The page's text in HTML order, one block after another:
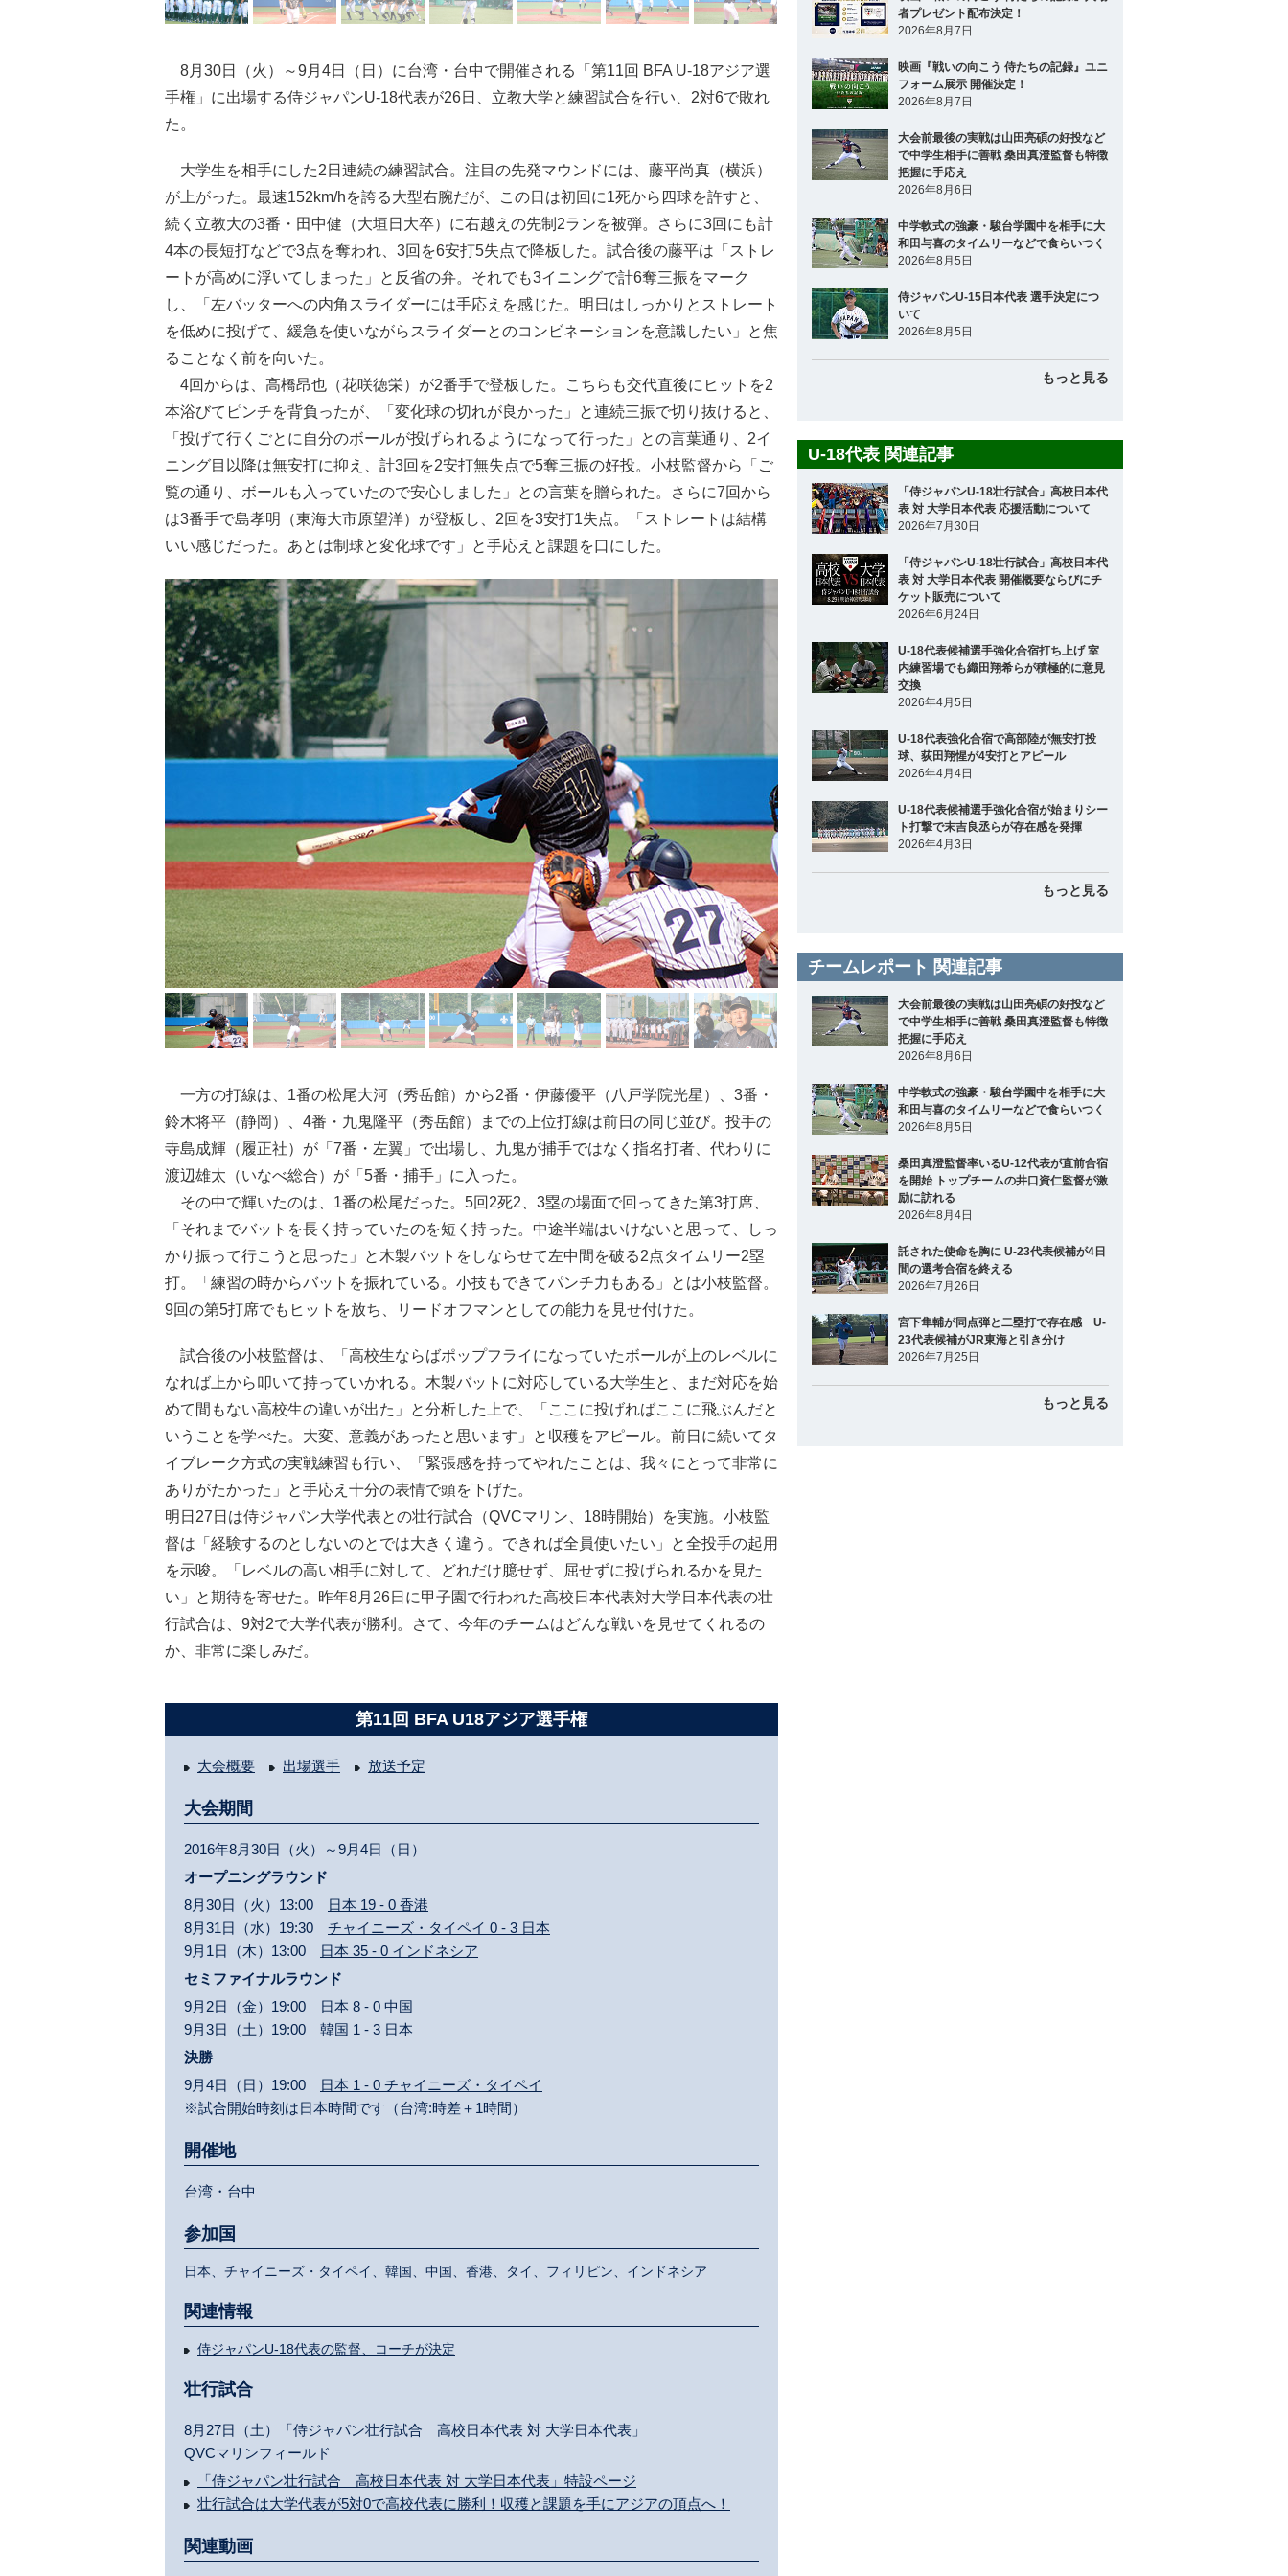
8月30日（火）～9月4日（日）に台湾・台中で開催される「第11回 BFA U-18アジア選
手権」に出場する侍ジャパンU-18代表が26日、立教大学と練習試合を行い、2対6で敗れ
た。
大学生を相手にした2日連続の練習試合。注目の先発マウンドには、藤平尚真（横浜）
が上がった。最速152km/hを誇る大型右腕だが、この日は初回に1死から四球を許すと、
続く立教大の3番・田中健（大垣日大卒）に右越えの先制2ランを被弾。さらに3回にも計
4本の長短打などで3点を奪われ、3回を6安打5失点で降板した。試合後の藤平は「ストレ
ートが高めに浮いてしまった」と反省の弁。それでも3イニングで計6奪三振をマーク
し、「左バッターへの内角スライダーには手応えを感じた。明日はしっかりとストレート
を低めに投げて、緩急を使いながらスライダーとのコンビネーションを意識したい」と焦
ることなく前を向いた。
4回からは、高橋昂也（花咲徳栄）が2番手で登板した。こちらも交代直後にヒットを2
本浴びてピンチを背負ったが、「変化球の切れが良かった」と連続三振で切り抜けると、
「投げて行くごとに自分のボールが投げられるようになって行った」との言葉通り、2イ
ニング目以降は無安打に抑え、計3回を2安打無失点で5奪三振の好投。小枝監督から「ご
覧の通り、ボールも入っていたので安心しました」との言葉を贈られた。さらに7回から
は3番手で島孝明（東海大市原望洋）が登板し、2回を3安打1失点。「ストレートは結構
いい感じだった。あとは制球と変化球です」と手応えと課題を口にした。
一方の打線は、1番の松尾大河（秀岳館）から2番・伊藤優平（八戸学院光星）、3番・
鈴木将平（静岡）、4番・九鬼隆平（秀岳館）までの上位打線は前日の同じ並び。投手の
寺島成輝（履正社）が「7番・左翼」で出場し、九鬼が捕手ではなく指名打者、代わりに
渡辺雄太（いなべ総合）が「5番・捕手」に入った。
その中で輝いたのは、1番の松尾だった。5回2死2、3塁の場面で回ってきた第3打席、
「それまでバットを長く持っていたのを短く持った。中途半端はいけないと思って、しっ
かり振って行こうと思った」と木製バットをしならせて左中間を破る2点タイムリー2塁
打。「練習の時からバットを振れている。小技もできてパンチ力もある」とは小枝監督。
9回の第5打席でもヒットを放ち、リードオフマンとしての能力を見せ付けた。
試合後の小枝監督は、「高校生ならばポップフライになっていたボールが上のレベルに
なれば上から叩いて持っていかれる。木製バットに対応している大学生と、まだ対応を始
めて間もない高校生の違いが出た」と分析した上で、「ここに投げればここに飛ぶんだと
いうことを学べた。大変、意義があったと思います」と収穫をアピール。前日に続いてタ
イブレーク方式の実戦練習も行い、「緊張感を持ってやれたことは、我々にとって非常に
ありがたかった」と手応え十分の表情で頭を下げた。
明日27日は侍ジャパン大学代表との壮行試合（QVCマリン、18時開始）を実施。小枝監
督は「経験するのとしないのとでは大きく違う。できれば全員使いたい」と全投手の起用
を示唆。「レベルの高い相手に対して、どれだけ臆せず、屈せずに投げられるかを見た
い」と期待を寄せた。昨年8月26日に甲子園で行われた高校日本代表対大学日本代表の壮
行試合は、9対2で大学代表が勝利。さて、今年のチームはどんな戦いを見せてくれるの
か、非常に楽しみだ。
第11回 BFA U18アジア選手権
大会概要 出場選手 放送予定
大会期間
2016年8月30日（火）～9月4日（日）
オープニングラウンド
8月30日（火）13:00
日本 19 - 0 香港
8月31日（水）19:30 チャイニーズ・タイペイ 0 - 3 日本
9月1日（木）13:00
日本 35 - 0 インドネシア
セミファイナルラウンド
9月2日（金）19:00
日本 8 - 0 中国
9月3日（土）19:00 韓国 1 - 3 日本
決勝
9月4日（日）19:00
日本 1 - 0 チャイニーズ・タイペイ
※試合開始時刻は日本時間です（台湾:時差＋1時間）
開催地
台湾・台中
参加国
日本、チャイニーズ・タイペイ、韓国、中国、香港、タイ、フィリピン、インドネシア
関連情報
侍ジャパンU-18代表の監督、コーチが決定
壮行試合
8月27日（土）「侍ジャパン壮行試合 高校日本代表 対 大学日本代表」
QVCマリンフィールド
「侍ジャパン壮行試合 高校日本代表 対 大学日本代表」特設ページ
壮行試合は大学代表が5対0で高校代表に勝利！収穫と課題を手にアジアの頂点へ！
関連動画
者プレゼント配布決定！
2026年8月7日
映画『戦いの向こう 侍たちの記録』ユニ
フォーム展示 開催決定！
2026年8月7日
大会前最後の実戦は山田亮碩の好投など
で中学生相手に善戦 桑田真澄監督も特徴
把握に手応え
2026年8月6日
中学軟式の強豪・駿台学園中を相手に大
和田与喜のタイムリーなどで食らいつく
2026年8月5日
侍ジャパンU-15日本代表 選手決定につ
いて
2026年8月5日
もっと見る
U-18代表 関連記事
「侍ジャパンU-18壮行試合」高校日本代
表 対 大学日本代表 応援活動について
2026年7月30日
「侍ジャパンU-18壮行試合」高校日本代
表 対 大学日本代表 開催概要ならびにチ
ケット販売について
2026年6月24日
U-18代表候補選手強化合宿打ち上げ 室
内練習場でも織田翔希らが積極的に意見
交換
2026年4月5日
U-18代表強化合宿で高部陸が無安打投
球、荻田翔惺が4安打とアピール
2026年4月4日
U-18代表候補選手強化合宿が始まりシー
ト打撃で末吉良丞らが存在感を発揮
2026年4月3日
もっと見る
チームレポート 関連記事
大会前最後の実戦は山田亮碩の好投など
で中学生相手に善戦 桑田真澄監督も特徴
把握に手応え
2026年8月6日
中学軟式の強豪・駿台学園中を相手に大
和田与喜のタイムリーなどで食らいつく
2026年8月5日
桑田真澄監督率いるU-12代表が直前合宿
を開始 トップチームの井口資仁監督が激
励に訪れる
2026年8月4日
託された使命を胸に U-23代表候補が4日
間の選考合宿を終える
2026年7月26日
宮下隼輔が同点弾と二塁打で存在感 U-
23代表候補がJR東海と引き分け
2026年7月25日
もっと見る